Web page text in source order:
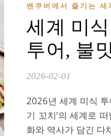
밴쿠버에서 즐기는
세계 미
투어, 불
2026-02-01
2026년 세계 미식 투
기 꼬치’의 세계로
화와 역사가 담긴 다